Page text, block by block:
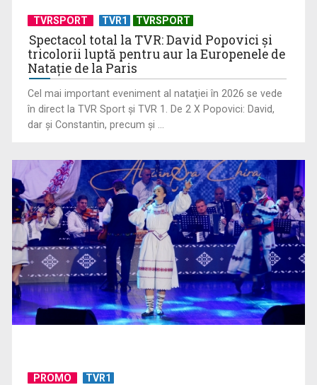
”Un doctor pentru dumneavoastră” vine cu informații
esențiale pentru o stare ...
Serialul „Toate pânzele sus!” ne umple duminicile de
aventură, la TVR 2
TVRSPORT TVR1 TVRSPORT
Spectacol total la TVR: David Popovici și
tricolorii luptă pentru aur la Europenele de
Natație de la Paris
Cel mai important eveniment al nataţiei în 2026 se vede
în direct la TVR Sport şi TVR 1. De 2 X Popovici: David,
dar şi Constantin, precum şi ...
PROMO TVR1